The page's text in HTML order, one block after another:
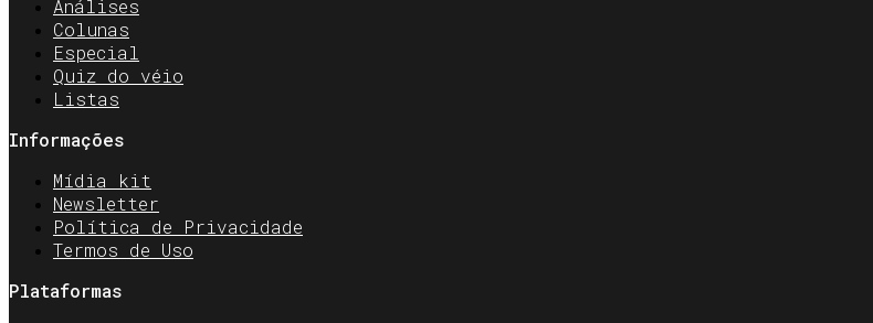
Análises
Colunas
Especial
Quiz do véio
Listas
Informações
Mídia kit
Newsletter
Política de Privacidade
Termos de Uso
Plataformas